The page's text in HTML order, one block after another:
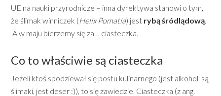
UE na nauki przyrodnicze – inna dyrektywa stanowi o tym,
że ślimak winniczek (Helix Pomatia) jest rybą śródlądową.
A w maju bierzemy się za… ciasteczka.
Co to właściwie są ciasteczka
Jeżeli ktoś spodziewał się postu kulinarnego (jest alkohol, są
ślimaki, jest deser :)), to się zawiedzie. Ciasteczka (z ang.